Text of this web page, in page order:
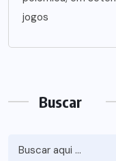
jogos
Buscar